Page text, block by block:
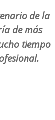
de la
de más
tiempo